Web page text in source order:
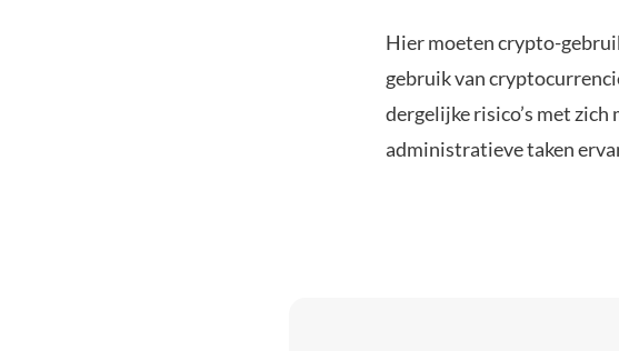
Hier moeten crypto-
gebruik van
dergelijke risico’s met zich
administratieve taken